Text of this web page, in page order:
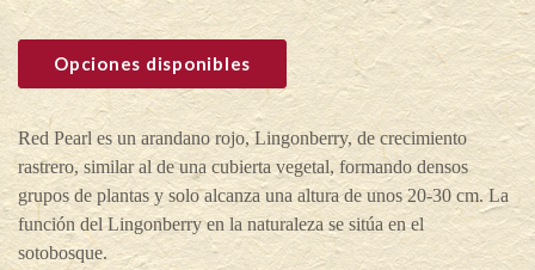
Opciones disponibles
Red Pearl es un arandano rojo, Lingonberry, de crecimiento
rastrero, similar al de una cubierta vegetal, formando densos
grupos de plantas y solo alcanza una altura de unos 20-30 cm. La
función del Lingonberry en la naturaleza se sitúa en el
sotobosque.